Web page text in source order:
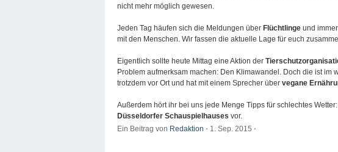
nicht mehr möglich gewesen.
Jeden Tag häufen sich die Meldungen über Flüchtlinge und
mit den Menschen. Wir fassen die aktuelle Lage für euch
Eigentlich sollte heute Mittag eine Aktion der
Problem aufmerksam machen: Den Klimawandel. Doch die ist
trotzdem vor Ort und hat mit einem Sprecher über vegane
Außerdem hört ihr bei uns jede Menge Tipps für schlechtes
Düsseldorfer Schauspielhauses vor.
Ein Beitrag von Redaktion ⋅ 1. Sep. 2015 ⋅